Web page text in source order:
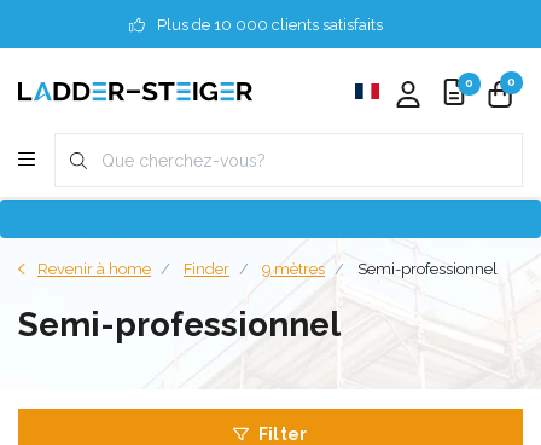
Plus de 10 000 clients satisfaits
0 0
Revenir à home Finder 9 mètres Semi-professionnel
Semi-professionnel
Filter